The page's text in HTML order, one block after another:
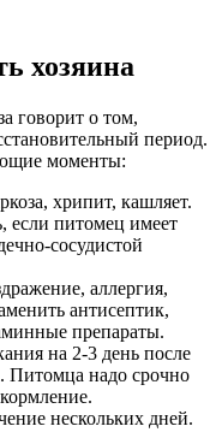
хозяина
говорит о том,
период.
моменты:
хрипит, кашляет.
если питомец имеет
сосудистой
аллергия,
антисептик,
препараты.
на 2-3 день после
Питомца надо срочно
нескольких дней.